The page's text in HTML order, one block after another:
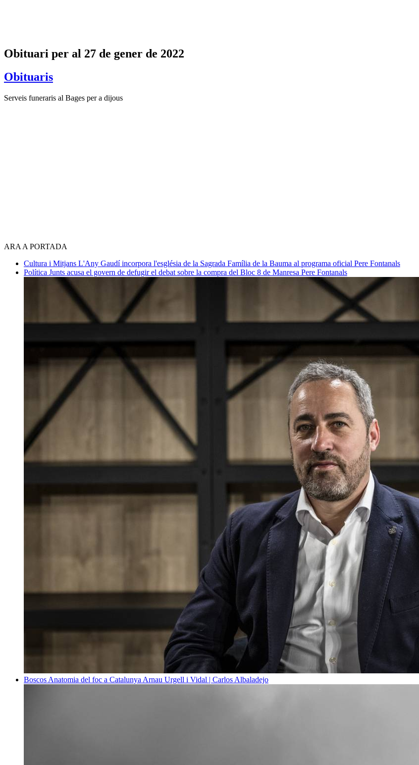
Obituari per al 27 de gener de 2022
Obituaris
Serveis funeraris al Bages per a dijous
ARA A PORTADA
Cultura i Mitjans L'Any Gaudí incorpora l'església de la Sagrada Família de la Bauma al programa oficial Pere Fontanals
Política Junts acusa el govern de defugir el debat sobre la compra del Bloc 8 de Manresa Pere Fontanals
Boscos Anatomia del foc a Catalunya Arnau Urgell i Vidal | Carlos Albaladejo